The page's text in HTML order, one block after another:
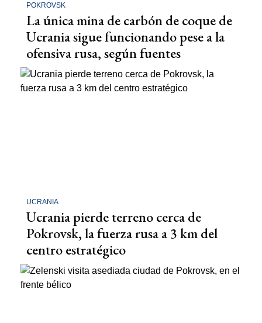
POKROVSK
La única mina de carbón de coque de
Ucrania sigue funcionando pese a la
ofensiva rusa, según fuentes
UCRANIA
Ucrania pierde terreno cerca de
Pokrovsk, la fuerza rusa a 3 km del
centro estratégico